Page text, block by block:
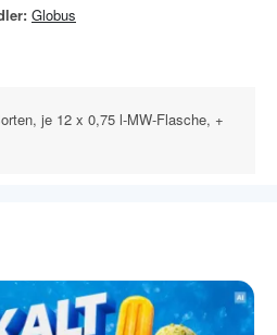
Globus
je 12 x 0,75 l-MW-Flasche, +